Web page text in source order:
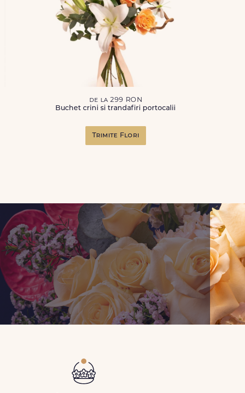
de la 299 RON
Buchet crini si trandafiri portocalii
Trimite Flori